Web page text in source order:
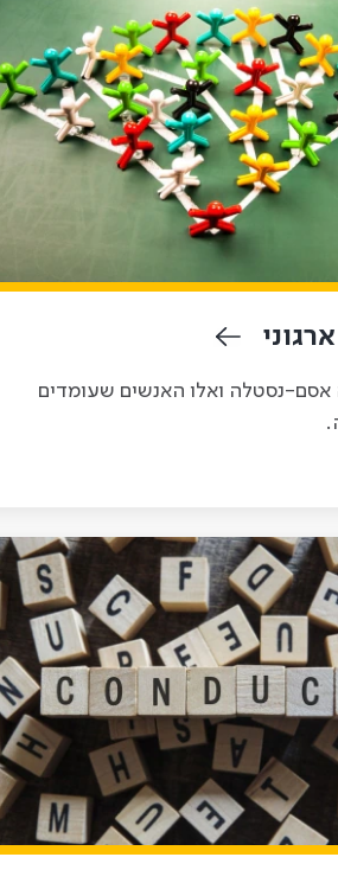
אסם-נסטלה ואלו האנשים שעומדים